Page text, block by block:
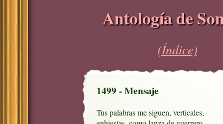
Antología de
(Índice)
1499 - Mensaje
Tus palabras me siguen, verticales,